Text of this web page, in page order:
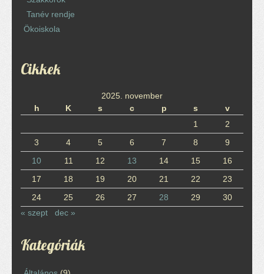
Tanév rendje
Ökoiskola
Cikkek
2025. november
h
K s c p s
v
1
2
3
4 5 6 7 8
9
10
11 12 13 14 15
16
17
18 19 20 21 22
23
24
25 26 27 28 29
30
« szept
dec »
Kategóriák